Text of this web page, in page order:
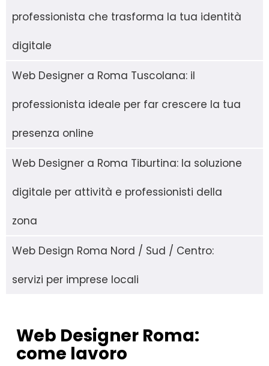
professionista che trasforma la tua identità
digitale
Web Designer a Roma Tuscolana: il
professionista ideale per far crescere la tua
presenza online
Web Designer a Roma Tiburtina: la soluzione
digitale per attività e professionisti della
zona
Web Design Roma Nord / Sud / Centro:
servizi per imprese locali
Web Designer Roma:
come lavoro